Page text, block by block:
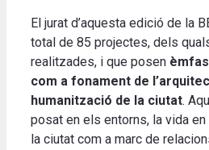
El jurat d’aquesta edició de la
total de 85 projectes, dels
realitzades, i que posen
com a fonament de
humanització de la ciutat.
posat en els entorns, la vida
la ciutat com a marc de